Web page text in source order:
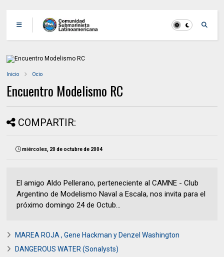
Inicio Ocio
Encuentro Modelismo RC
COMPARTIR:
miércoles, 20 de octubre de 2004
El amigo Aldo Pellerano, perteneciente al CAMNE - Club
Argentino de Modelismo Naval a Escala, nos invita para el
próximo domingo 24 de Octub...
MAREA ROJA , Gene Hackman y Denzel Washington
DANGEROUS WATER (Sonalysts)